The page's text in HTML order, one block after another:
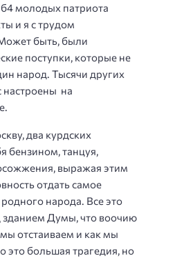
молодых патриота
и я с трудом
быть, были
поступки, которые не
народ. Тысячи других
настроены на
два курдских
бензином, танцуя,
выражая этим
отдать самое
народа. Все это
зданием Думы, что воочию
отстаиваем и как мы
это большая трагедия, но